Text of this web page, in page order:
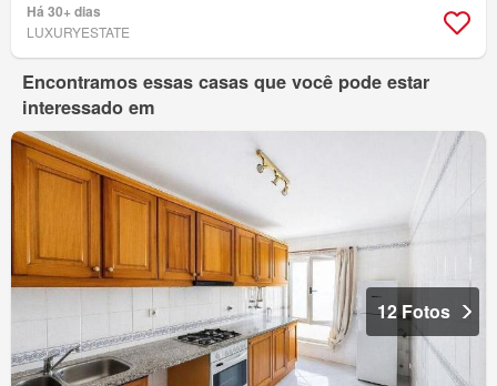
Há 30+ dias
LUXURYESTATE
Encontramos essas casas que você pode estar
interessado em
12 Fotos